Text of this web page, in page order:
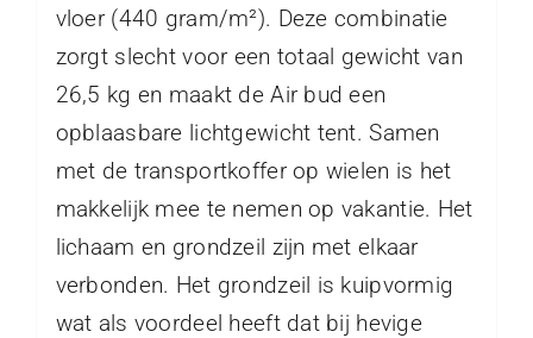
vloer (440 gram/m²). Deze combinatie
zorgt slecht voor een totaal gewicht van
26,5 kg en maakt de Air bud een
opblaasbare lichtgewicht tent. Samen
met de transportkoffer op wielen is het
makkelijk mee te nemen op vakantie. Het
lichaam en grondzeil zijn met elkaar
verbonden. Het grondzeil is kuipvormig
wat als voordeel heeft dat bij hevige